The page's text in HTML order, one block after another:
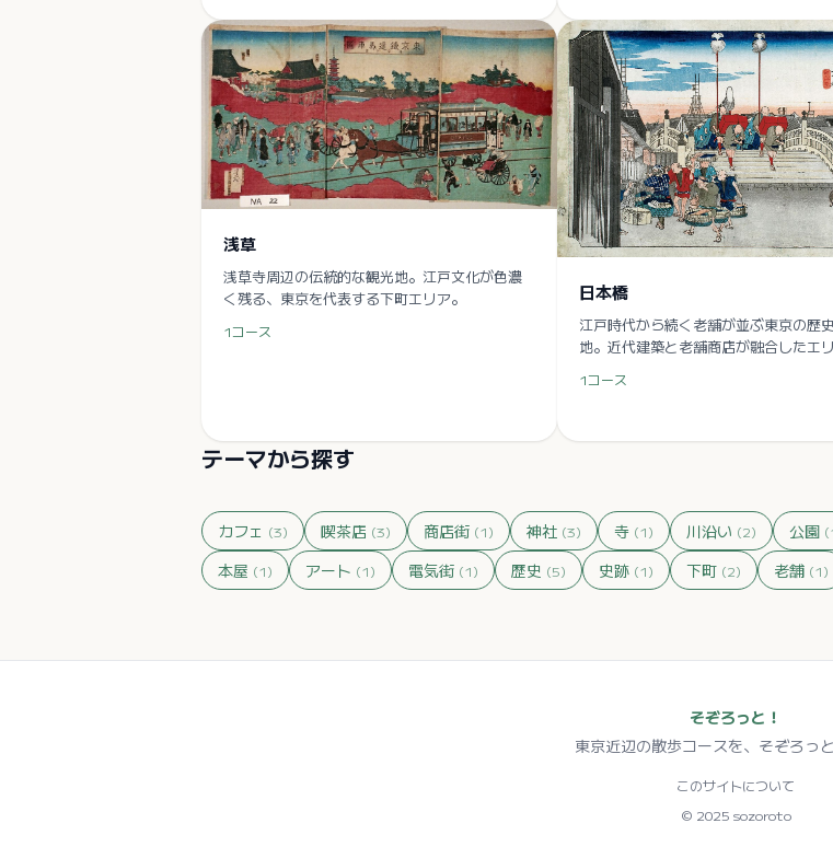
浅草
浅草寺周辺の伝統的な観光地。江戸文化が色濃
く残る、東京を代表する下町エリア。
1コース
日本橋
江戸時代から続く老舗が並ぶ東京の歴
地。近代建築と老舗商店が融合したエリ
1コース
テーマから探す
カフェ (3) 喫茶店 (3) 商店街 (1) 神社 (3) 寺 (1) 川沿い (2) 公園 (
本屋 (1) アート (1) 電気街 (1) 歴史 (5) 史跡 (1) 下町 (2) 老舗 (1)
そぞろっと！
東京近辺の散歩コースを、そぞろっ
このサイトについて
© 2025 sozoroto